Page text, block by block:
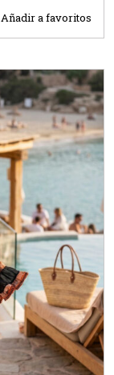
Añadir a favoritos